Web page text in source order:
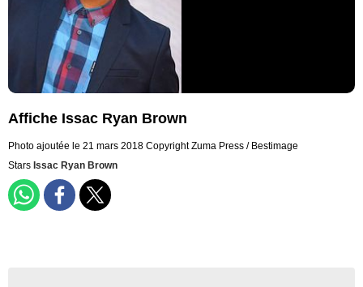
Affiche Issac Ryan Brown
Photo ajoutée le 21 mars 2018 Copyright Zuma Press / Bestimage
Stars Issac Ryan Brown